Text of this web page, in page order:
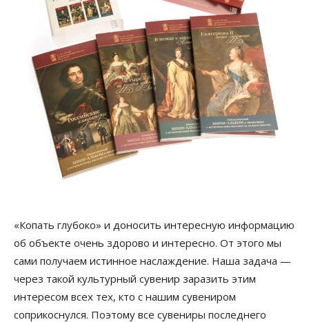
«Копать глубоко» и доносить интересную информацию
об объекте очень здорово и интересно. От этого мы
сами получаем истинное наслаждение. Наша задача —
через такой культурный сувенир заразить этим
интересом всех тех, кто с нашим сувениром
соприкоснулся. Поэтому все сувениры последнего